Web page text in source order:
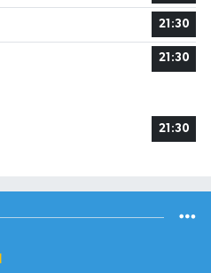
21:30
21:30
21:30